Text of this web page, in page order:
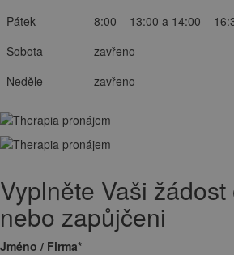
Pátek
8:00 – 13:00 a 14:00 –
Sobota
zavřeno
Neděle
zavřeno
Vyplněte Vaši
nebo zapůjčeni
Jméno / Firma*